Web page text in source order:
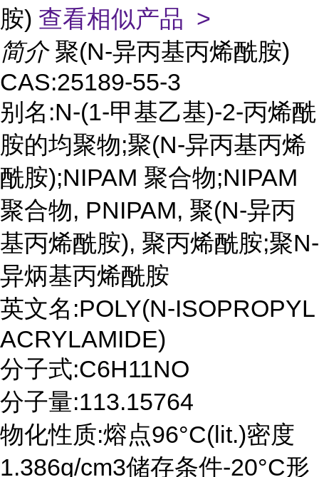
胺) 查看相似产品 >
简介 聚(N-异丙基丙烯酰胺)
CAS:25189-55-3
别名:N-(1-甲基乙基)-2-丙烯酰
胺的均聚物;聚(N-异丙基丙烯
酰胺);NIPAM 聚合物;NIPAM
聚合物, PNIPAM, 聚(N-异丙
基丙烯酰胺), 聚丙烯酰胺;聚N-
异炳基丙烯酰胺
英文名:POLY(N-ISOPROPYL
ACRYLAMIDE)
分子式:C6H11NO
分子量:113.15764
物化性质:熔点96°C(lit.)密度
1.386g/cm3储存条件-20°C形